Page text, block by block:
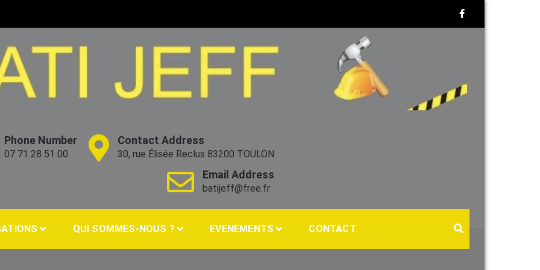
Phone Number
07 71 28 51 00
Contact Address
30, rue Élisée Reclus 83200 TOULON
Email Address
batijeff@free.fr
QUI SOMMES-NOUS ? EVENEMENTS CONTACT